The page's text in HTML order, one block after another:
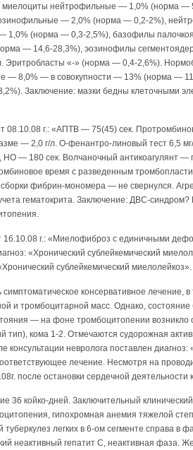
нейтрофильные — 1,0% (норма —
— 2,0% (норма — 0,2-2%),
1,0% (норма — 0,3-2,5%), базофилы
— 14,6-28,3%), эозинофилы
«-» (норма — 0,4-2,6%).
— 8,0% — в совокупности — 13% (норма —
Заключение: мазки бедны клеточными
08.10.08 г.: «АПТВ — 75(45) сек.
— 2,0 г/л. О-фенантро-линовый тест 6,5
НО — 180 сек. Волчаночный антикоагулянт
время с разведенным
фибрин-мономера — не свернулся.
гематокрита. Заключение: ДВС-
16.10.08 г.: «Миелофиброз с единичными
«Хронический сублейкемический
сублейкемический миелолейкоз».
симптоматическое консервативное лечение,
и тромбоцитарной масс. Однако, состояние
— на фоне тромбоцитопении
тип), кома 1-2. Отмечаются судорожная
консультации невролога поставлен
лечение. Несмотря на
после остановки сердечной деятельности
36 койко-дней. Заключительный
гипохромная анемия тяжелой
легких в 6-ом сегменте справа в
неактивный гепатит С, неактивная фаза.